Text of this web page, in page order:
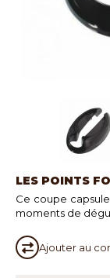
LES POINTS
Ce coupe
moments de
Ajouter au